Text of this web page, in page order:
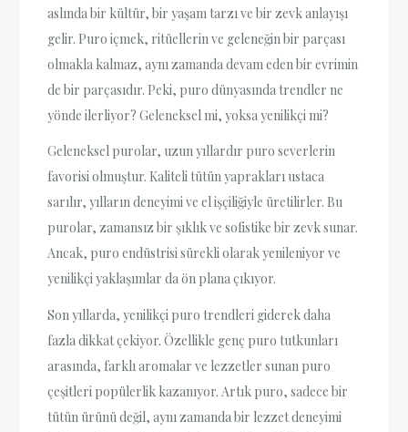
aslında bir kültür, bir yaşam tarzı ve bir zevk anlayışı
gelir. Puro içmek, ritüellerin ve geleneğin bir parçası
olmakla kalmaz, aynı zamanda devam eden bir evrimin
de bir parçasıdır. Peki, puro dünyasında trendler ne
yönde ilerliyor? Geleneksel mi, yoksa yenilikçi mi?
Geleneksel purolar, uzun yıllardır puro severlerin
favorisi olmuştur. Kaliteli tütün yaprakları ustaca
sarılır, yılların deneyimi ve el işçiliğiyle üretilirler. Bu
purolar, zamansız bir şıklık ve sofistike bir zevk sunar.
Ancak, puro endüstrisi sürekli olarak yenileniyor ve
yenilikçi yaklaşımlar da ön plana çıkıyor.
Son yıllarda, yenilikçi puro trendleri giderek daha
fazla dikkat çekiyor. Özellikle genç puro tutkunları
arasında, farklı aromalar ve lezzetler sunan puro
çeşitleri popülerlik kazanıyor. Artık puro, sadece bir
tütün ürünü değil, aynı zamanda bir lezzet deneyimi